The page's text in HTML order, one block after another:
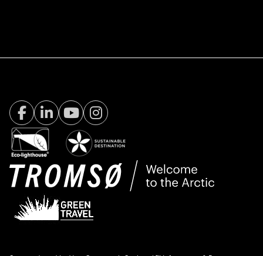
Facebook Visit Tromsø
LinkedIn
YoutubeInstagram